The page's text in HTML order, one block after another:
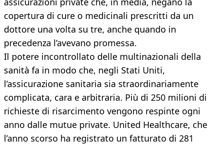
copertura di cure o medicinali prescritti da un
dottore una volta su tre, anche quando in
precedenza l’avevano promessa.
Il potere incontrollato delle multinazionali della
sanità fa in modo che, negli Stati Uniti,
l’assicurazione sanitaria sia straordinariamente
complicata, cara e arbitraria. Più di 250 milioni di
richieste di risarcimento vengono respinte ogni
anno dalle mutue private. United Healthcare, che
l’anno scorso ha registrato un fatturato di 281